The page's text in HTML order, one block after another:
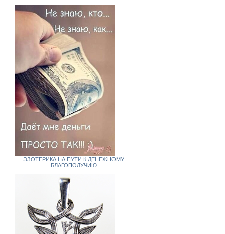
ЭЗОТЕРИКА НА ПУТИ К ДЕНЕЖНОМУ
БЛАГОПОЛУЧИЮ